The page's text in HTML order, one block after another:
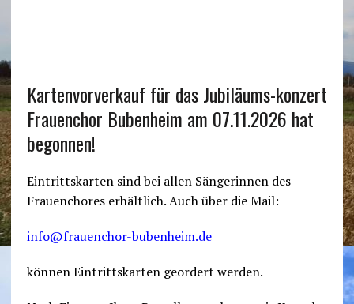
Kartenvorverkauf für das Jubiläums-konzert
Frauenchor Bubenheim am 07.11.2026 hat
begonnen!
Eintrittskarten sind bei allen Sängerinnen des
Frauenchores erhältlich. Auch über die Mail:
info@frauenchor-bubenheim.de
können Eintrittskarten geordert werden.